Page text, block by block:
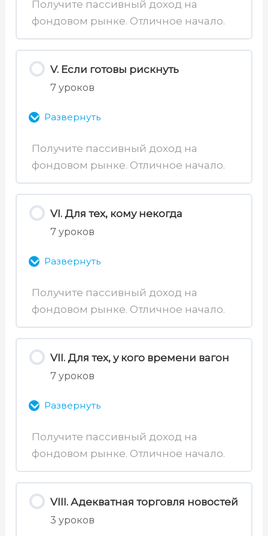
09. Как открыть брокерский счёт
10. Обзор приложения
12. Торговые терминалы
18. Фонды
19. Фьючерсы и опционы
20. Опционы
21. Структурные продукты
24. Маржинальное кредитование
Содержимое раздела
26. Виды облигаций
28. Доходность облигаций
30. Советы
Получите пассивный доход на
фондовом рынке. Отличное начало.
V. Если готовы рискнуть
7 уроков
Развернуть
Содержимое раздела
32. Основы фундаментального
33. Рейтинг, ликвидность
34. Мультипликаторы
35. Дивиденды
36. Дивидендная доходность
37. История дивидендов
38. Практика выбора
Получите пассивный доход на
фондовом рынке. Отличное начало.
VI. Для тех, кому некогда
7 уроков
Развернуть
Содержимое раздела
39. Управляющие компании
41. Биржевые индексы и фонды
42. Виды фондов
Получите пассивный доход на
фондовом рынке. Отличное начало.
VII. Для тех, у кого времени вагон
7 уроков
Развернуть
Содержимое раздела
45. Теория Доу
Получите пассивный доход на
фондовом рынке. Отличное начало.
VIII. Адекватная торговля новостей
3 уроков